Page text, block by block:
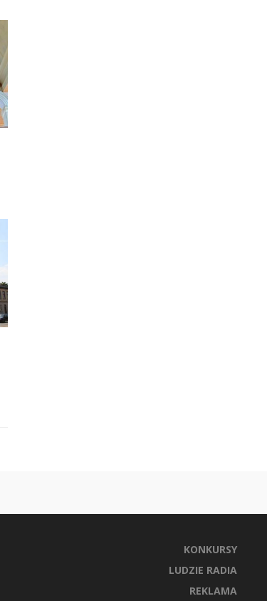
KONKURSY
LUDZIE RADIA
REKLAMA